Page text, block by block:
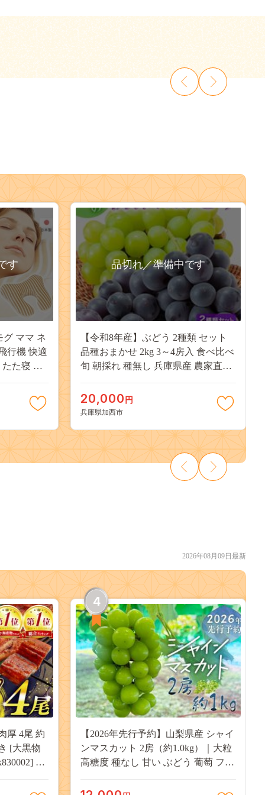
す
グ ママ ネ
行機 快適
た寝 グ
兵庫県
品切れ／準備中です
【令和8年産】ぶどう 2種類 セット
品種おまかせ 2kg 3～4房入 食べ比べ
旬 朝採れ 種無し 兵庫県産 農家直送
20,000 円
兵庫県加西市
2026年08月09日最新
厚 4尾 約
[大黒物
不
かば焼
4
【2026年先行予約】山梨県産 シャイ
ンマスカット 2房（約1.0kg）｜大粒
高糖度 種なし 甘い ぶどう 葡萄 フル
JX003